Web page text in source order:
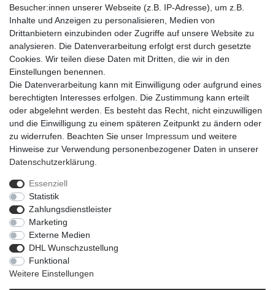
Impressum
Barrierefreiheitserklärung
Vertrag widerrufen
Besucher:innen unserer Webseite (z.B. IP-Adresse), um z.B.
Inhalte und Anzeigen zu personalisieren, Medien von
Drittanbietern einzubinden oder Zugriffe auf unsere Website zu
analysieren. Die Datenverarbeitung erfolgt erst durch gesetzte
Cookies. Wir teilen diese Daten mit Dritten, die wir in den
Einstellungen benennen.
Die Datenverarbeitung kann mit Einwilligung oder aufgrund eines
berechtigten Interesses erfolgen. Die Zustimmung kann erteilt
oder abgelehnt werden. Es besteht das Recht, nicht einzuwilligen
und die Einwilligung zu einem späteren Zeitpunkt zu ändern oder
zu widerrufen. Beachten Sie unser Impressum und weitere
Hinweise zur Verwendung personenbezogener Daten in unserer
Daten­schutz­erklärung
Essenziell
Statistik
Zahlungsdienstleister
Marketing
Externe Medien
DHL Wunschzustellung
Funktional
Weitere Einstellungen